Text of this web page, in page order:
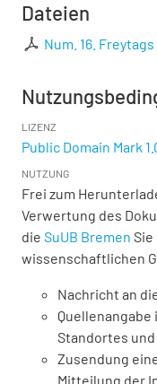
Dateien
Num. 16.
LIZENZ
Public Domain Mark
NUTZUNG
Frei zum
Verwertung des
die SuUB Bremen Sie
wissenschaftlichen
Nachricht an
Standortes
Zusendung
Mitteilung der